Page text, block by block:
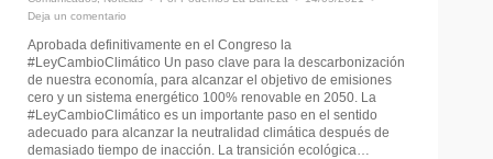
Deja un comentario
Aprobada definitivamente en el Congreso la
#LeyCambioClimático Un paso clave para la descarbonización
de nuestra economía, para alcanzar el objetivo de emisiones
cero y un sistema energético 100% renovable en 2050. La
#LeyCambioClimático es un importante paso en el sentido
adecuado para alcanzar la neutralidad climática después de
demasiado tiempo de inacción. La transición ecológica…